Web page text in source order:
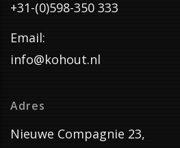
+31-(0)598-350 333
Email:
info@kohout.nl
Adres
Nieuwe Compagnie 23,